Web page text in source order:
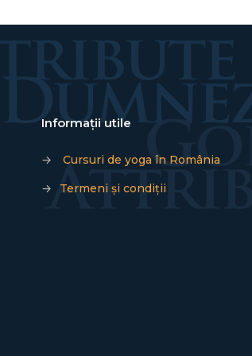
Informații utile
→
Cursuri de yoga în România
→
Termeni și condiții